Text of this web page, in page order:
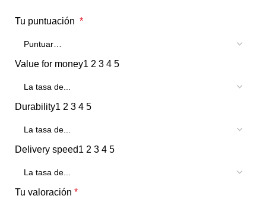
Tu puntuación *
Value for money1 2 3 4 5
Durability1 2 3 4 5
Delivery speed1 2 3 4 5
Tu valoración *